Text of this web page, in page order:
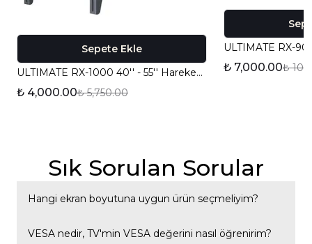
Sepete Ekle
ULTIMATE RX-1000 40'' - 55'' Hareketli TV Askı Aparatı
₺ 4,000.00₺ 5,750.00
₺ 7,000.00₺
Sık Sorulan Sorular
Hangi ekran boyutuna uygun ürün seçmeliyim?
Her modelimizin uyumlu olduğu ekran boyutu aralığı ve
VESA nedir, TV'min VESA değerini nasıl öğrenirim?